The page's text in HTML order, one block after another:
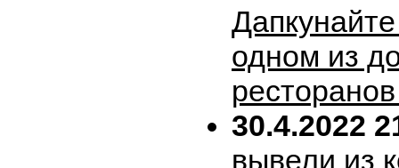
одном из
30.4.2022
вывели из